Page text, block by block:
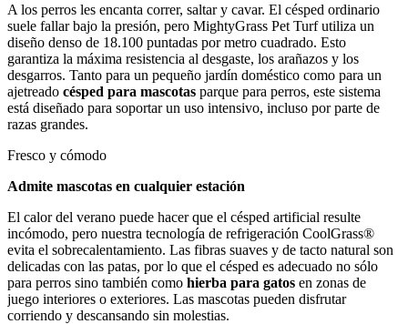
A los perros les encanta correr, saltar y cavar. El césped ordinario
suele fallar bajo la presión, pero MightyGrass Pet Turf utiliza un
diseño denso de 18.100 puntadas por metro cuadrado. Esto
garantiza la máxima resistencia al desgaste, los arañazos y los
desgarros. Tanto para un pequeño jardín doméstico como para un
ajetreado césped para mascotas parque para perros, este sistema
está diseñado para soportar un uso intensivo, incluso por parte de
razas grandes.
Fresco y cómodo
Admite mascotas en cualquier estación
El calor del verano puede hacer que el césped artificial resulte
incómodo, pero nuestra tecnología de refrigeración CoolGrass®
evita el sobrecalentamiento. Las fibras suaves y de tacto natural son
delicadas con las patas, por lo que el césped es adecuado no sólo
para perros sino también como hierba para gatos en zonas de
juego interiores o exteriores. Las mascotas pueden disfrutar
corriendo y descansando sin molestias.